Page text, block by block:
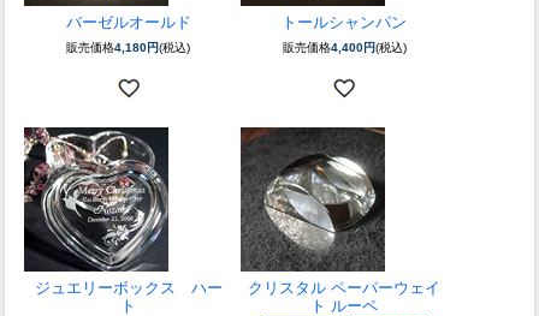
バーゼルオールド
販売価格4,180円(税込)
トールシャンパン
販売価格4,400円(税込)
ジュエリーボックス ハー
ト
クリスタル ペーパーウェイ
ト ルーペ